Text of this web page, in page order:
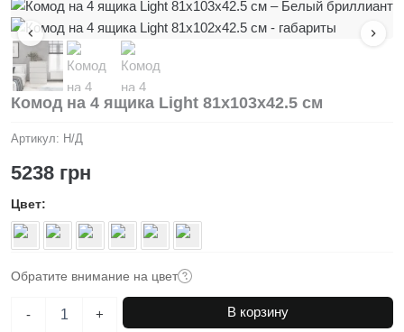
Комод на 4 ящика Light 81x103x42.5 см
Артикул: Н/Д
5238 грн
Цвет
Обратите внимание на цвет
- + В корзину